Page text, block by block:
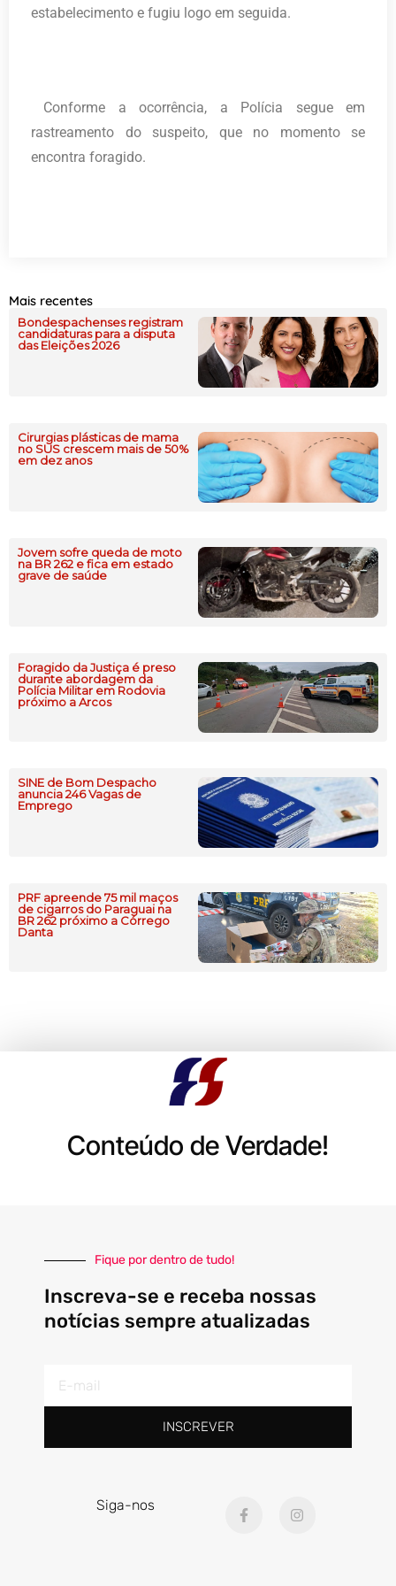
estabelecimento e fugiu logo em seguida.
Conforme a ocorrência, a Polícia segue em
rastreamento do suspeito, que no momento se
encontra foragido.
Mais recentes
Bondespachenses registram
candidaturas para a disputa
das Eleições 2026
Cirurgias plásticas de mama
no SUS crescem mais de 50%
em dez anos
Jovem sofre queda de moto
na BR 262 e fica em estado
grave de saúde
Foragido da Justiça é preso
durante abordagem da
Polícia Militar em Rodovia
próximo a Arcos
SINE de Bom Despacho
anuncia 246 Vagas de
Emprego
PRF apreende 75 mil maços
de cigarros do Paraguai na
BR 262 próximo a Córrego
Danta
Conteúdo de Verdade!
Fique por dentro de tudo!
Inscreva-se e receba nossas
notícias sempre atualizadas
mail
INSCREVER
Siga-nos
a
n